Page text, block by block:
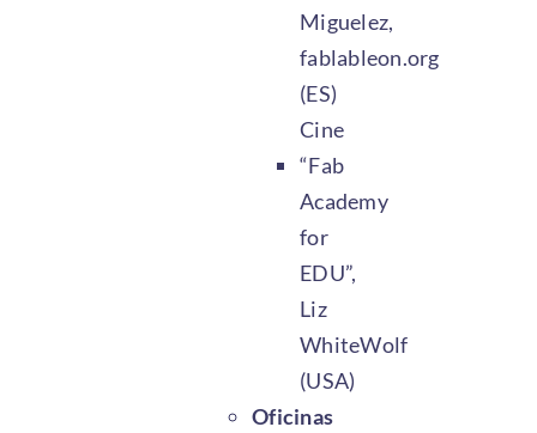
Miguelez,
fablableon.org
(ES)
Cine
“Fab
Academy
for
EDU”,
Liz
WhiteWolf
(USA)
Oficinas